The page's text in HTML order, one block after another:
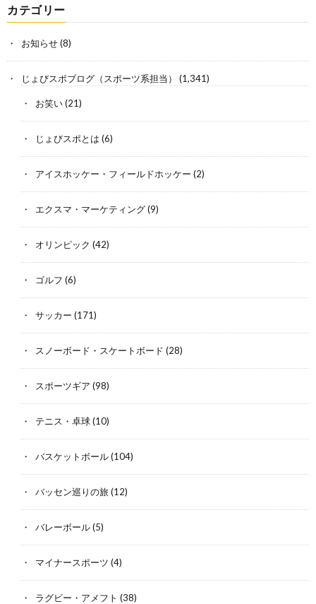
カテゴリー
お知らせ(8)
じょびスポブログ（スポーツ系担当） (1,341)
お笑い(21)
じょびスポとは (6)
アイスホッケー・フィールドホッケー (2)
エクスマ・マーケティング(9)
オリンピック (42)
ゴルフ (6)
サッカー (171)
スノーボード・スケートボード (28)
スポーツギア (98)
テニス・卓球(10)
バスケットボール(104)
バッセン巡りの旅(12)
バレーボール(5)
マイナースポーツ (4)
ラグビー・アメフト (38)